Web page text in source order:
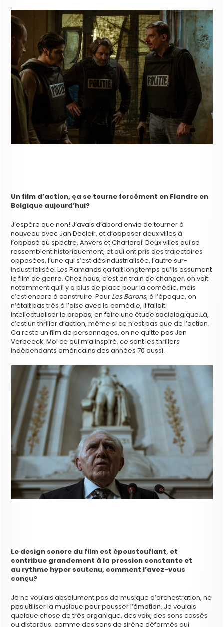
Un film d’action, ça se tourne forcément en Flandre en
Belgique aujourd’hui?
J’espère que non! J’avais d’abord envie de tourner à
nouveau avec Jan Decleir, et d’opposer deux villes à
l’opposé du spectre, Anvers et Charleroi. Deux villes qui se
ressemblent historiquement, et qui ont pris des trajectoires
opposées, l’une qui s’est désindustrialisée, l’autre sur-
industrialisée. Les Flamands ça fait longtemps qu’ils assument
le film de genre. Chez nous, c’est en train de changer, on voit
notamment qu’il y a plus de place pour la comédie, mais
c’est encore à construire. Pour Les Barons, à l’époque, on
n’était pas très à l’aise avec la comédie, il fallait
intellectualiser le propos, en faire une étude sociologique.Là,
c’est un thriller d’action, même si ce n’est pas que de l’action.
Ca reste un film de personnages, on ne quitte pas Jan
Verbeeck. Moi ce qui m’a inspiré, ce sont les thrillers
indépendants américains des années 70 aussi.
Le design sonore du film est époustouflant, et
contribue grandement à la pression constante et
au rythme hyper soutenu, comment l’avez-vous
conçu?
Je ne voulais absolument pas de musique d’orchestration, ne
pas utiliser la musique pour pousser l’émotion. Je voulais
quelque chose de très organique, des voix, des sons cassés
ou distordus, comme des sons de sirène déformés qui